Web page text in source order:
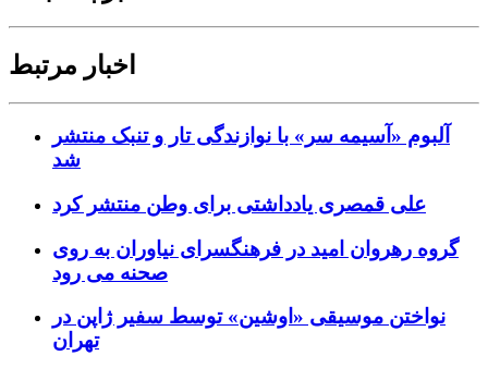
اخبار مرتبط
آلبوم «آسیمه سر» با نوازندگی تار و تنبک منتشر
شد
علی قمصری یادداشتی برای وطن منتشر کرد
گروه رهروان امید در فرهنگسرای نیاوران به روی
صحنه می رود
نواختن موسیقی «اوشین» توسط سفیر ژاپن در
تهران